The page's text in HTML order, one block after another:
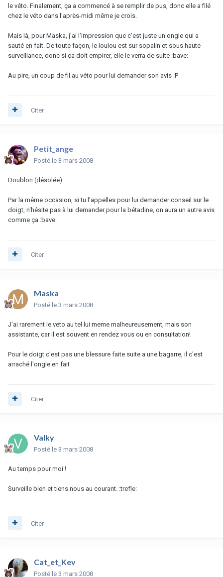
le véto. Finalement, ça a commencé à se remplir de pus, donc elle a filé
chez le véto dans l'après-midi même je crois.
Mais là, pour Maska, j'ai l'impression que c'est juste un ongle qui a
sauté en fait. De toute façon, le loulou est sur sopalin et sous haute
surveillance, donc si ça doit empirer, elle le verra de suite :bave:
Au pire, un coup de fil au véto pour lui demander son avis :P
Citer
Petit_ange
Posté le 3 mars 2008
Doublon (désolée)
Par la même occasion, si tu l'appelles pour lui demander conseil sur le
doigt, n'hésite pas à lui demander pour la bétadine, on aura un autre avis
comme ça :bave:
Citer
Maska
Posté le 3 mars 2008
J'ai rarement le veto au tel lui meme malheureusement, mais son
assistante, car il est souvent en rendez vous ou en consultation!
Pour le doigt c'est pas une blessure faite suite a une bagarre, il c'est
arraché l'ongle en fait
Citer
Valky
Posté le 3 mars 2008
Au temps pour moi !
Surveille bien et tiens nous au courant. :trefle:
Citer
Cat_et_Kev
Posté le 3 mars 2008